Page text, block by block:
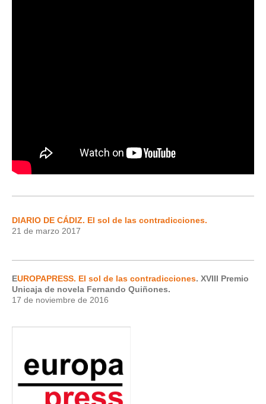
DIARIO DE CÁDIZ. El sol de las contradicciones.
21 de marzo 2017
EUROPAPRESS. El sol de las contradicciones. XVIII Premio
Unicaja de novela Fernando Quiñones.
17 de noviembre de 2016